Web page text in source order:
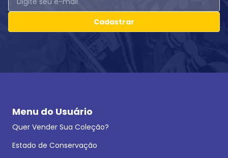
Cadastrar
Menu do Usuário
Quer Vender Sua Coleção?
Estado de Conservação